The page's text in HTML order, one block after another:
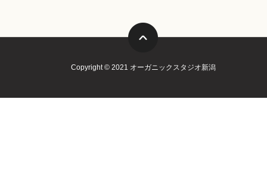
Copyright © 2021 オーガニックスタジオ新潟